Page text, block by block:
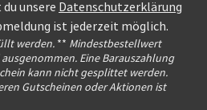
unsere Datenschutzerklärung
ist jederzeit möglich.
werden. ** Mindestbestellwert
Eine Barauszahlung
kann nicht gesplittet werden.
Gutscheinen oder Aktionen ist